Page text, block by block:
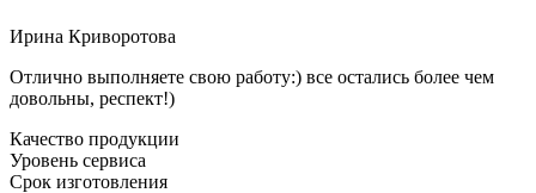
Ирина Криворотова
Отлично выполняете свою работу:) все остались более чем
довольны, респект!)
Качество продукции
Уровень сервиса
Срок изготовления